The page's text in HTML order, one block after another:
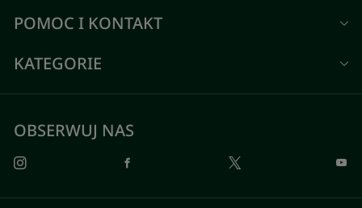
POMOC I KONTAKT
KATEGORIE
OBSERWUJ NAS